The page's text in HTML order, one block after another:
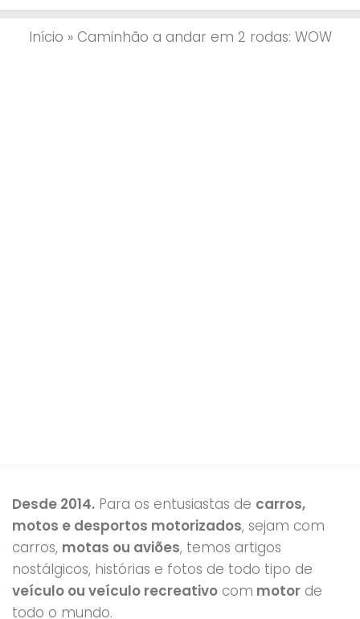
Início » Caminhão a andar em 2 rodas: WOW
Desde 2014. Para os entusiastas de carros,
motos e desportos motorizados, sejam com
carros, motas ou aviões, temos artigos
nostálgicos, histórias e fotos de todo tipo de
veículo ou veículo recreativo com motor de
todo o mundo.